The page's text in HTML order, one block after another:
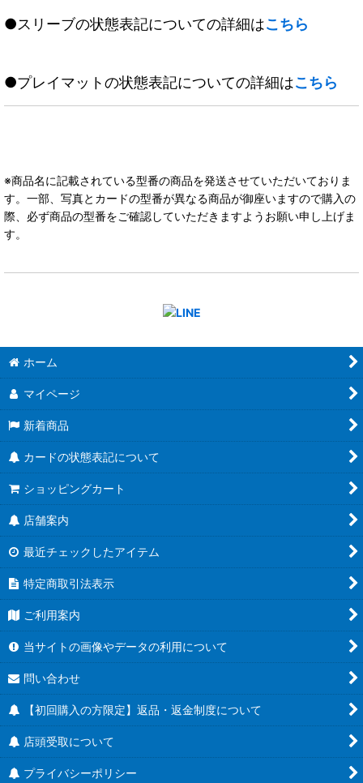
●スリーブの状態表記についての詳細はこちら
●プレイマットの状態表記についての詳細はこちら
※商品名に記載されている型番の商品を発送させていただいておりま
す。一部、写真とカードの型番が異なる商品が御座いますので購入の
際、必ず商品の型番をご確認していただきますようお願い申し上げま
す。
ホーム
マイページ
新着商品
カードの状態表記について
ショッピングカート
店舗案内
最近チェックしたアイテム
特定商取引法表示
ご利用案内
当サイトの画像やデータの利用について
問い合わせ
【初回購入の方限定】返品・返金制度について
店頭受取について
プライバシーポリシー